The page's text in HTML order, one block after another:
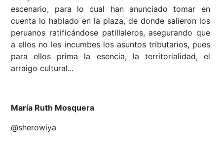
escenario, para lo cual han anunciado tomar en
cuenta lo hablado en la plaza, de donde salieron los
peruanos ratificándose patillaleros, asegurando que
a ellos no les incumbes los asuntos tributarios, pues
para ellos prima la esencia, la territorialidad, el
arraigo cultural...
María Ruth Mosquera
@sherowiya